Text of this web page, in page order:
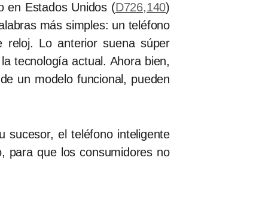
en Estados Unidos (D726,140)
más simples: un teléfono
reloj. Lo anterior suena súper
tecnología actual. Ahora bien,
un modelo funcional, pueden
sucesor, el teléfono inteligente
para que los consumidores no